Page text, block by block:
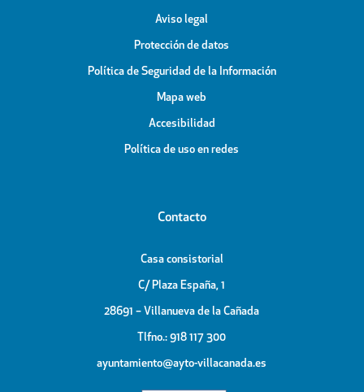
Aviso legal
Protección de datos
Política de Seguridad de la Información
Mapa web
Accesibilidad
Política de uso en redes
Contacto
Casa consistorial
C/ Plaza España, 1
28691 – Villanueva de la Cañada
Tlfno.: 918 117 300
ayuntamiento@ayto-villacanada.es